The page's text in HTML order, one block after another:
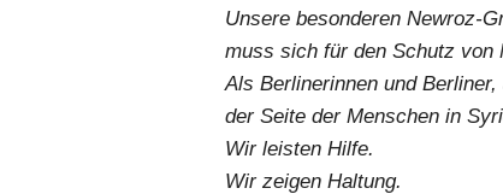
Unsere besonderen Newroz-
muss sich für den Schutz von
Als Berlinerinnen und
der Seite der Menschen in
Wir leisten Hilfe.
Wir zeigen Haltung.